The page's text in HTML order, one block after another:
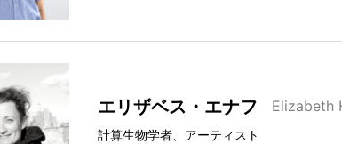
エリザベス・エナフ Elizabeth
計算生物学者、アーティスト